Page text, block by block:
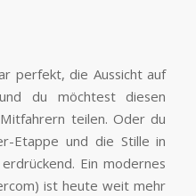
perfekt, die Aussicht auf
du möchtest diesen
teilen. Oder du
Etappe und die Stille in
Ein modernes
ist heute weit mehr